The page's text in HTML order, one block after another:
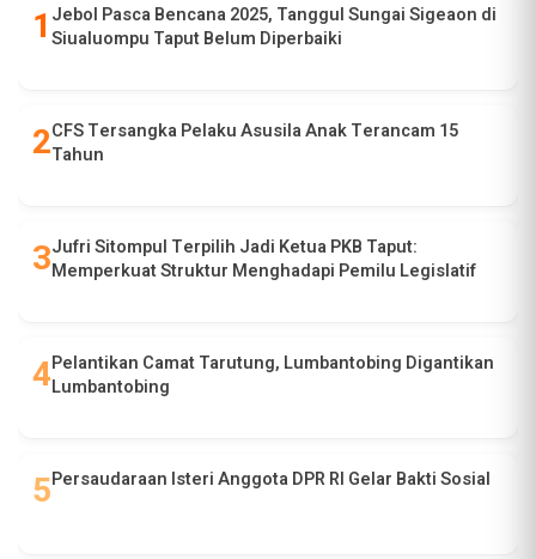
Jebol Pasca Bencana 2025, Tanggul Sungai Sigeaon di
Siualuompu Taput Belum Diperbaiki
CFS Tersangka Pelaku Asusila Anak Terancam 15
Tahun
Jufri Sitompul Terpilih Jadi Ketua PKB Taput:
Memperkuat Struktur Menghadapi Pemilu Legislatif
Pelantikan Camat Tarutung, Lumbantobing Digantikan
Lumbantobing
Persaudaraan Isteri Anggota DPR RI Gelar Bakti Sosial